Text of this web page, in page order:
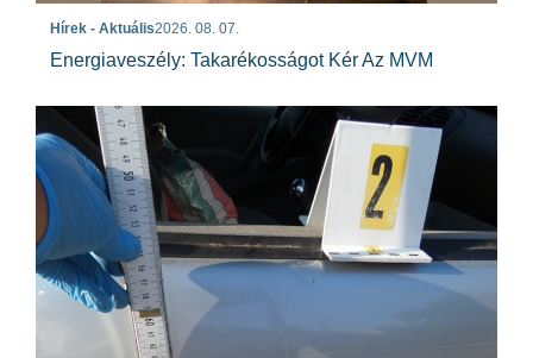
Hírek - Aktuális2026. 08. 07.
Energiaveszély: Takarékosságot Kér Az MVM